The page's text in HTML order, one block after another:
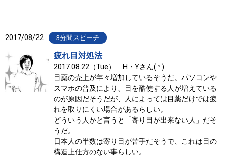
2017/08/22 3分間スピーチ
疲れ目対処法
2017.08.22（Tue） H・Yさん(♀)
目薬の売上が年々増加しているそうだ。パソコンや
スマホの普及により、目を酷使する人が増えている
のが原因だそうだが、人によっては目薬だけでは疲
れを取りにくい場合があるらしい。
どういう人かと言うと「寄り目が出来ない人」だそ
うだ。
日本人の半数は寄り目が苦手だそうで、これは目の
構造上仕方のない事らしい。